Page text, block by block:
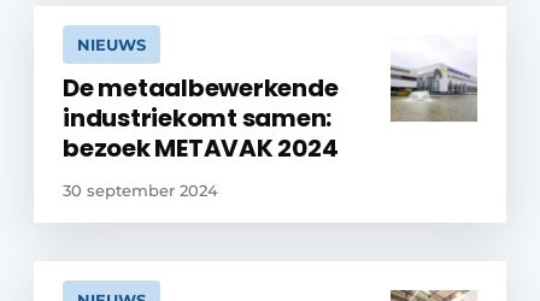
NIEUWS
De metaalbewerkende
industriekomt samen:
bezoek METAVAK 2024
30 september 2024